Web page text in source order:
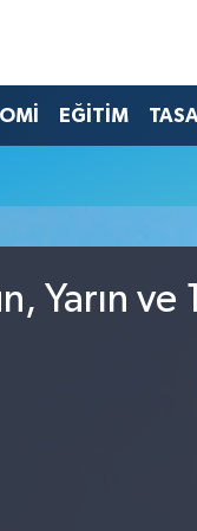
EĞİTİM
Yarın